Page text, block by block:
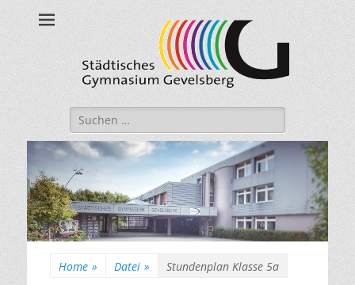
Städtisches
Gymnasium
Gevelsberg
Suche
nach:
Home » Datei » Stundenplan Klasse 5a